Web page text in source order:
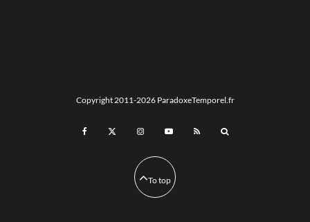
Copyright 2011-2026 ParadoxeTemporel.fr
To top